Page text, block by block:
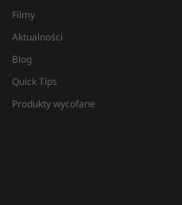
Filmy
Aktualności
Blog
Quick Tips
Produkty wycofane